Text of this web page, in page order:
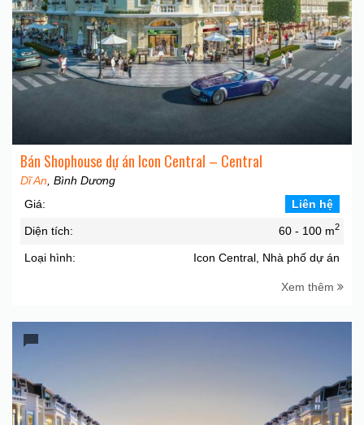
Bán Shophouse dự án Icon Central – Central
Dĩ An , Bình Dương
Giá:
Liên hệ
Diện tích: 60 - 100 m2
Loại hình: Icon Central, Nhà phố dự án
Xem thêm